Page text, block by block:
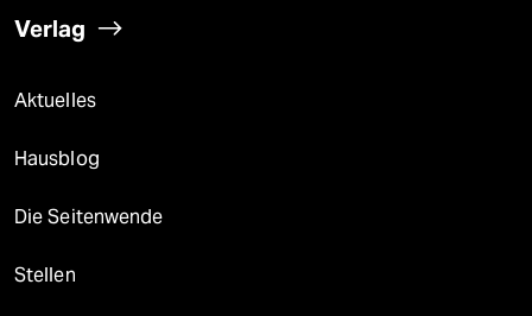
Verlag
Aktuelles
Hausblog
Die Seitenwende
Stellen